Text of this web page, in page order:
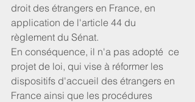
droit des étrangers en France, en
application de l'article 44 du
règlement du Sénat.
En conséquence, il n'a pas adopté  ce
projet de loi, qui vise à réformer les
dispositifs d'accueil des étrangers en
France ainsi que les procédures